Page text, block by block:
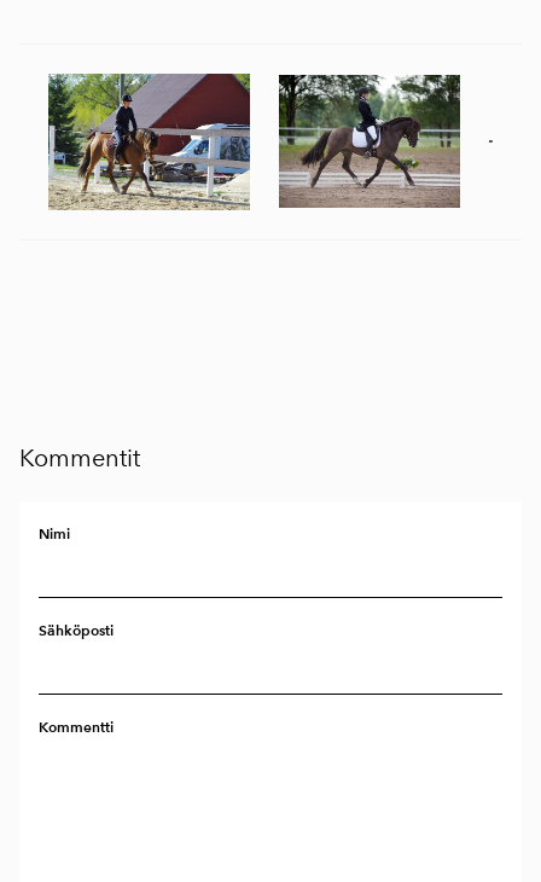
Kommentit
Nimi
Sähköposti
Kommentti